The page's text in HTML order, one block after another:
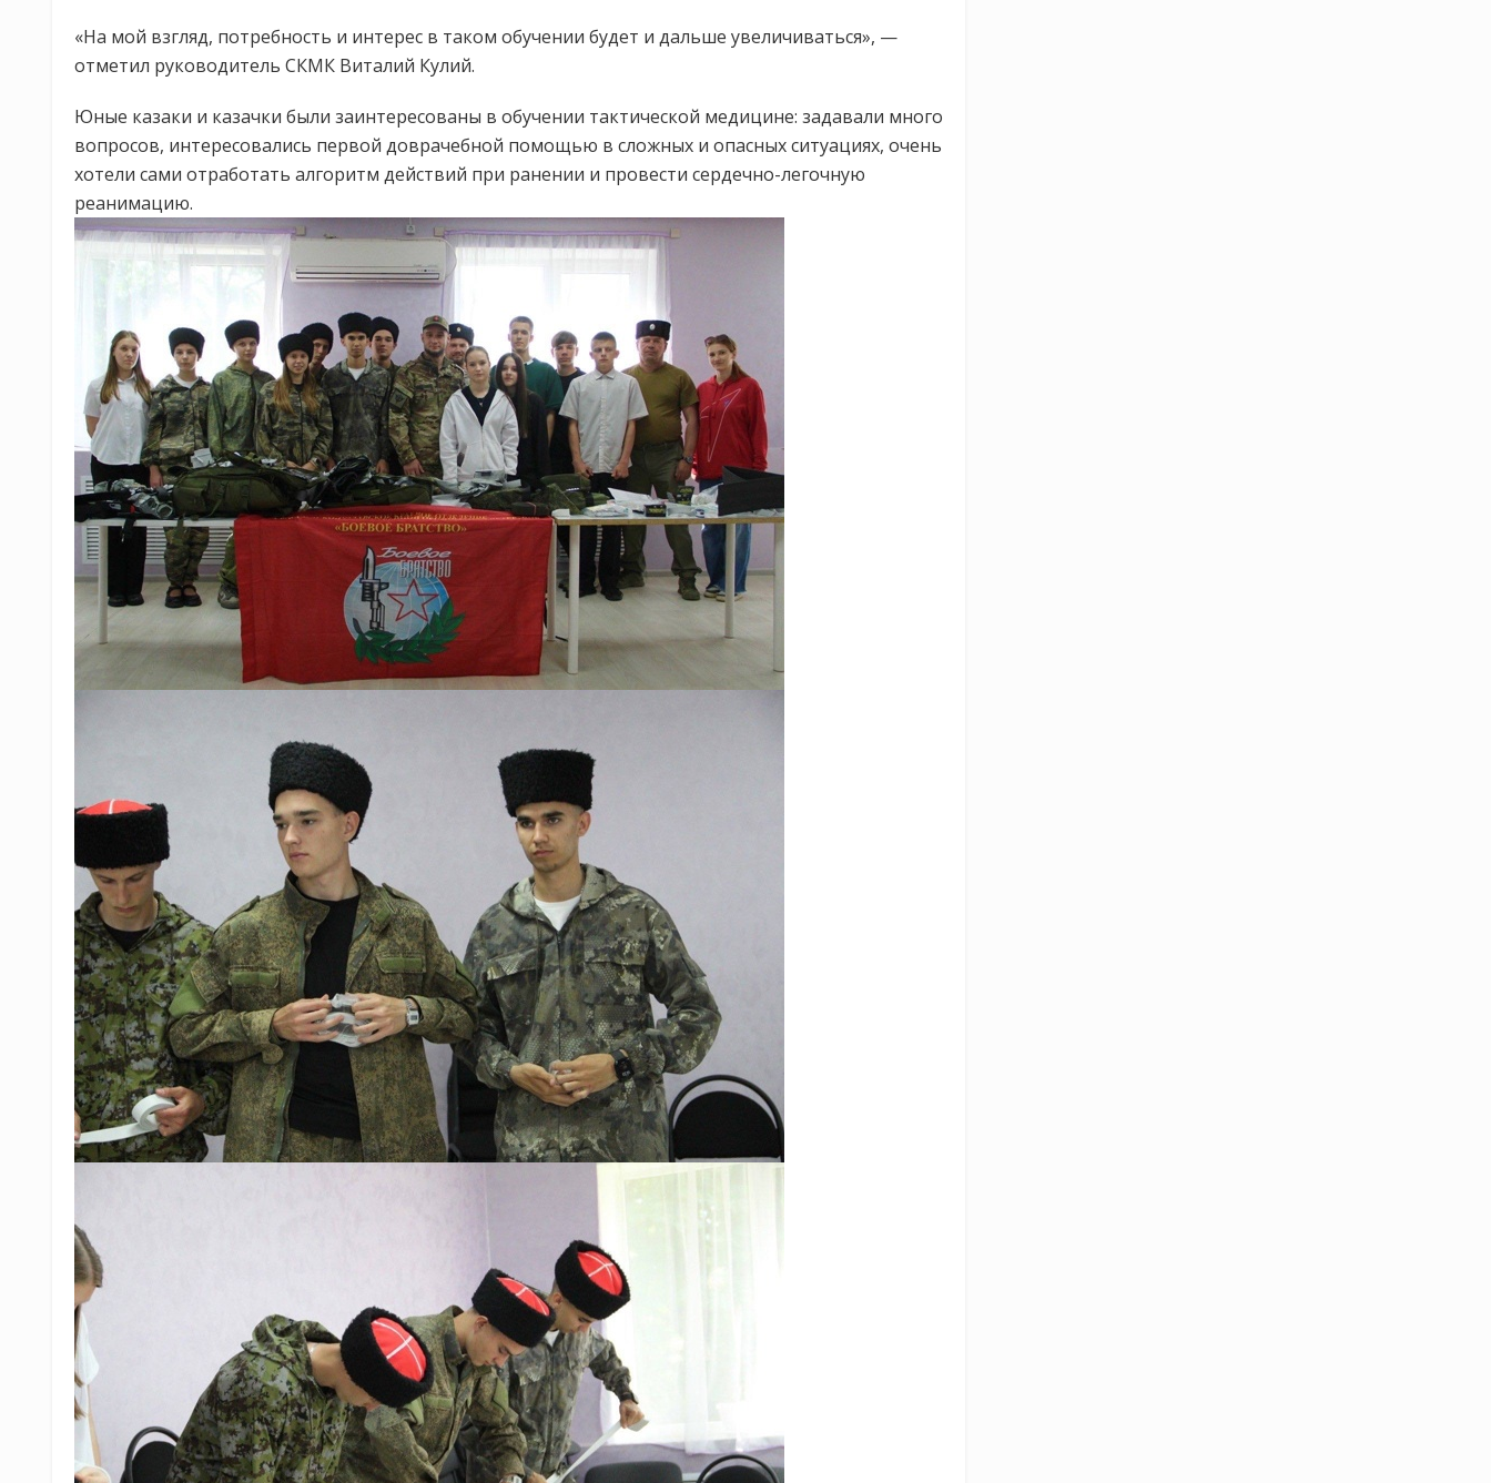
«На мой взгляд, потребность и интерес в таком обучении будет и дальше увеличиваться», —
отметил руководитель СКМК Виталий Кулий.
Юные казаки и казачки были заинтересованы в обучении тактической медицине: задавали много
вопросов, интересовались первой доврачебной помощью в сложных и опасных ситуациях, очень
хотели сами отработать алгоритм действий при ранении и провести сердечно-легочную
реанимацию.